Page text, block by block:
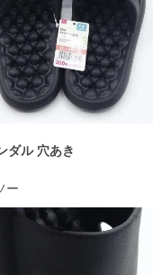
ダル 穴あき
ー